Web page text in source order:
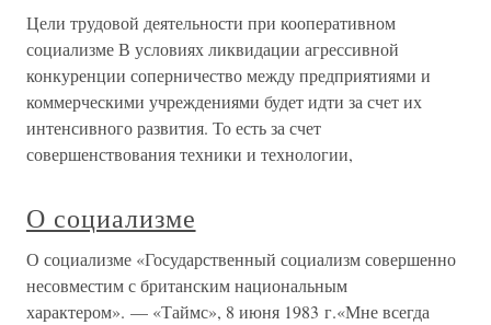
Цели трудовой деятельности при кооперативном
социализме В условиях ликвидации агрессивной
конкуренции соперничество между предприятиями и
коммерческими учреждениями будет идти за счет их
интенсивного развития. То есть за счет
совершенствования техники и технологии,
О социализме
О социализме «Государственный социализм совершенно
несовместим с британским национальным
характером». — «Таймс», 8 июня 1983 г.«Мне всегда